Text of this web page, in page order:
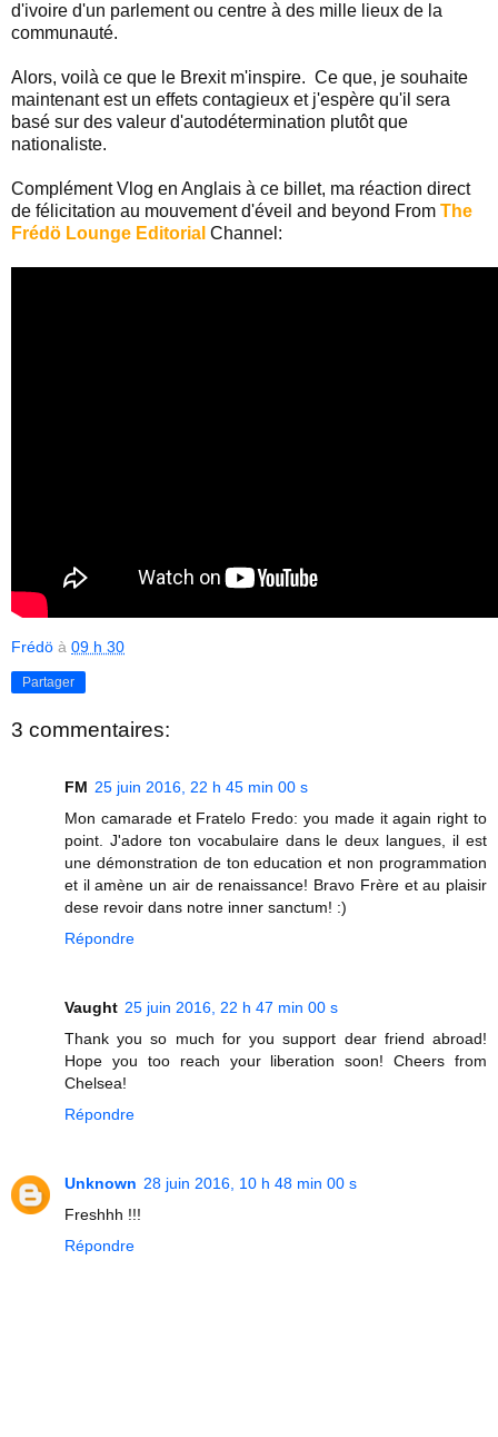
d'ivoire d'un parlement ou centre à des mille lieux de la
communauté.
Alors, voilà ce que le Brexit m'inspire. Ce que, je souhaite
maintenant est un effets contagieux et j'espère qu'il sera
basé sur des valeur d'autodétermination plutôt que
nationaliste.
Complément Vlog en Anglais à ce billet, ma réaction direct
de félicitation au mouvement d'éveil and beyond From The
Frédö Lounge Editorial Channel:
Frédö à 09 h 30
Partager
3 commentaires:
FM 25 juin 2016, 22 h 45 min 00 s
Mon camarade et Fratelo Fredo: you made it again right to
point. J'adore ton vocabulaire dans le deux langues, il est
une démonstration de ton education et non programmation
et il amène un air de renaissance! Bravo Frère et au plaisir
dese revoir dans notre inner sanctum! :)
Répondre
Vaught 25 juin 2016, 22 h 47 min 00 s
Thank you so much for you support dear friend abroad!
Hope you too reach your liberation soon! Cheers from
Chelsea!
Répondre
Unknown 28 juin 2016, 10 h 48 min 00 s
Freshhh !!!
Répondre